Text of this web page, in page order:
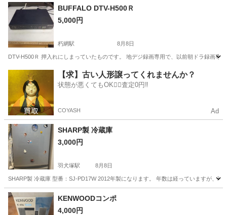
福岡 福岡市
BUFFALO DTV-H500Ｒ
5,000円
朽網駅 8月8日
DTV-H500Ｒ 押入れにしまっていたものです。 地デジ録画専用で、以前朝ドラ録画
朽網駅 映像プレーヤー、レコーダー
【求】古い人形譲ってくれませんか？
状態が悪くてもOK🙆‍♀️査定0円‼️
COYASH Ad
SHARP製 冷蔵庫
3,000円
羽犬塚駅 8月8日
SHARP製 冷蔵庫 型番：SJ-PD17W 2012年製になります。 年数は経っていますが、
福岡 八女市 キッチン家電
KENWOODコンポ
4,000円